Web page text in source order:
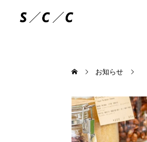
お知らせ